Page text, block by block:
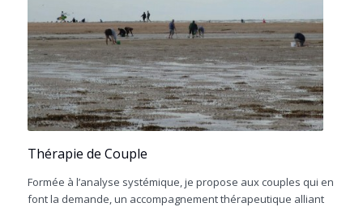
Thérapie de Couple
Formée à l’analyse systémique, je propose aux couples qui en
font la demande, un accompagnement thérapeutique alliant